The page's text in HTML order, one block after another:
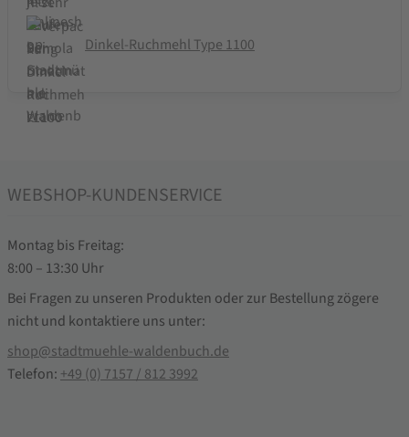
Dinkel-Ruchmehl Type 1100
WEBSHOP-KUNDENSERVICE
Montag bis Freitag:
8:00 – 13:30 Uhr
Bei Fragen zu unseren Produkten oder zur Bestellung zögere
nicht und kontaktiere uns unter:
shop@stadtmuehle-waldenbuch.de
Telefon: +49 (0) 7157 / 812 3992